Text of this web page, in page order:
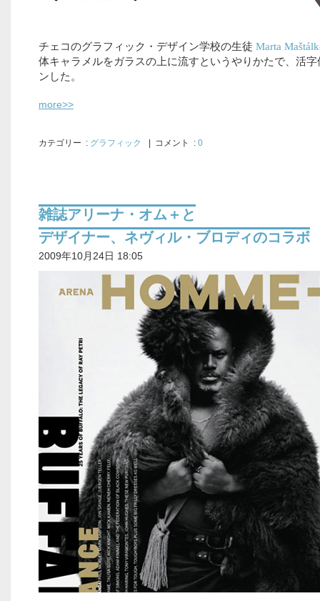
チェコのグラフィック・デザイン学校の生徒 Marta
体キャラメルをガラスの上に流すというやりかたで、活
ンした。
more>>
カテゴリー : グラフィック | コメント : 0
雑誌アリーナ・オム＋と
デザイナー、ネヴィル・ブロディのコラボ
2009年10月24日 18:05